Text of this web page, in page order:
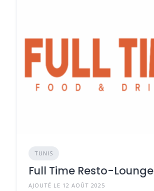
TUNIS
Full Time Resto-Lounge
AJOUTÉ LE 12 AOÛT 2025